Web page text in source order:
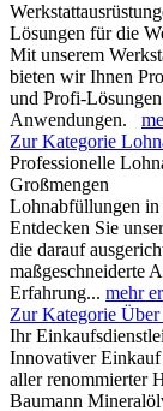
Lösungen für die
Mit unserem
bieten wir Ihnen
und Profi-
Anwendungen.
Zur Kategorie
Professionelle
Großmengen
Lohnabfüllungen
Entdecken Sie
die darauf
maßgeschneiderte
Erfahrung... mehr
Zur Kategorie Über
Ihr
Innovativer
aller renommierter
Baumann